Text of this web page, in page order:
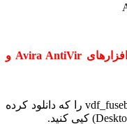
"راهنمای استفاده از آپدیت آفلاین نرم افزارهای Avira AntiVir و
1 - فایل آپدیت با نام vdf_fusebundle.zip?7878212 را که دانلود کرده